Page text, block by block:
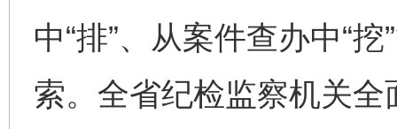
中“排”、从案件查办中“
索。全省纪检监察机关